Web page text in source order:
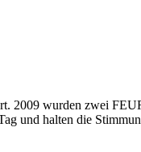
2009 wurden zwei
und halten die